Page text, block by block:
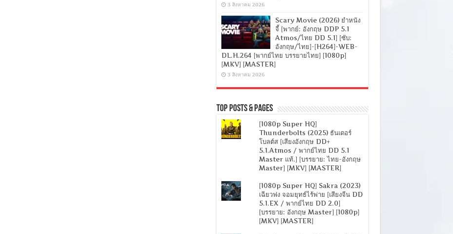
3 สิงหาคม 2026
Scary Movie (2026) ยำหนัง
จี้ [พากย์: อังกฤษ DDP 5.1
Atmos/ไทย DD 5.1] [ซับ:
อังกฤษ/ไทย]-[H264]-WEB-
DL.H.264 [พากย์ไทย บรรยายไทย] [1080p]
[MKV] [MASTER]
3 สิงหาคม 2026
Top Posts & Pages
[1080p Super HQ]
Thunderbolts (2025) ธันเดอร์
โบลต์ส [เสียงอังกฤษ DD+
5.1.Atmos / พากย์ไทย DD 5.1
Master แท้.] [บรรยาย: ไทย-อังกฤษ
Master] [MKV] [MASTER]
[1080p Super HQ] Sakra (2023)
เฉียวฟง จอมยุทธ์ไร้พ่าย [เสียงจีน DD
5.1.EX / พากย์ไทย DD 2.0]
[บรรยาย: อังกฤษ Master] [1080p]
[MKV] [MASTER]